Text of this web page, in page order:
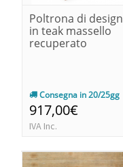
Poltrona di design
in teak massello
recuperato
Consegna in 20/25gg
917,00€
IVA Inc.